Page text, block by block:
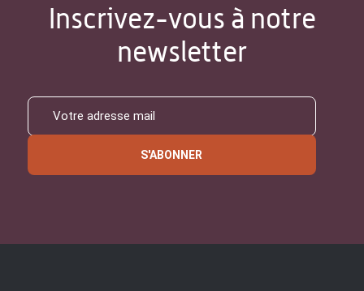
Inscrivez-vous à notre
newsletter
S'ABONNER